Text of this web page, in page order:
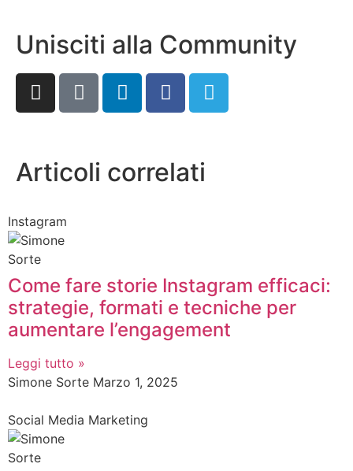
Unisciti alla Community
Articoli correlati
Instagram
Come fare storie Instagram efficaci:
strategie, formati e tecniche per
aumentare l’engagement
Leggi tutto »
Simone Sorte Marzo 1, 2025
Social Media Marketing